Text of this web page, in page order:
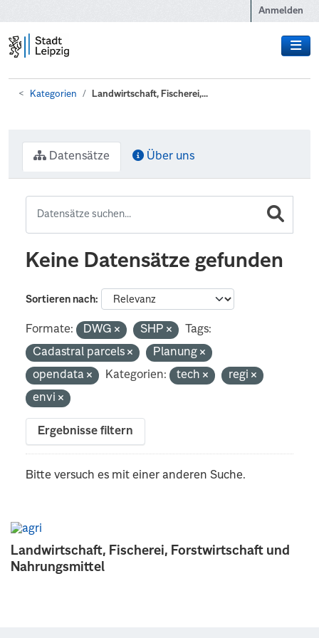
Anmelden
Kategorien Landwirtschaft, Fischerei,...
Landwirtschaft, Fischerei, Forstwirtschaft und
Nahrungsmittel
Datensätze Über uns
Keine Datensätze gefunden
Sortieren nach
Formate: DWG SHP
Tags:
Cadastral parcels
Planung
opendata
Kategorien: tech
regi
envi
Ergebnisse filtern
Bitte versuch es mit einer anderen Suche.